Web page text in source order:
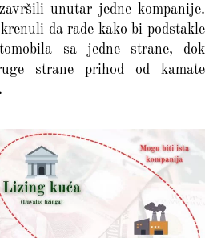
unutar jedne kompanije.
da rade kako bi podstakle
sa jedne strane, dok
strane prihod od kamate